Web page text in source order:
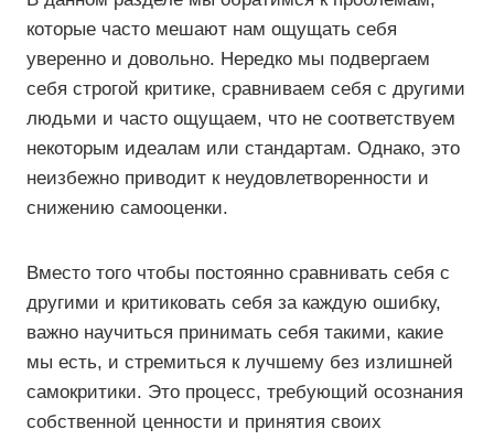
которые часто мешают нам ощущать себя
уверенно и довольно. Нередко мы подвергаем
себя строгой критике, сравниваем себя с другими
людьми и часто ощущаем, что не соответствуем
некоторым идеалам или стандартам. Однако, это
неизбежно приводит к неудовлетворенности и
снижению самооценки.
Вместо того чтобы постоянно сравнивать себя с
другими и критиковать себя за каждую ошибку,
важно научиться принимать себя такими, какие
мы есть, и стремиться к лучшему без излишней
самокритики. Это процесс, требующий осознания
собственной ценности и принятия своих